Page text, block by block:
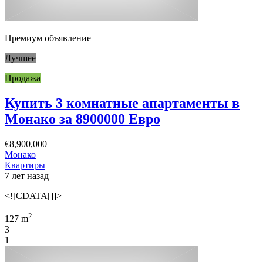
Премиум объявление
Лучшее
Продажа
Купить 3 комнатные апартаменты в
Монако за 8900000 Евро
€8,900,000
Монако
Квартиры
7 лет назад
<![CDATA[]]>
127 m2
3
1